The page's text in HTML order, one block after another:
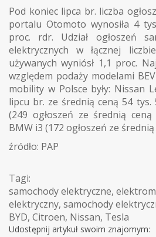
Pod koniec lipca br. liczba
portalu Otomoto wynosiła 4
proc. rdr. Udział ogłoszeń
elektrycznych w łącznej
używanych wyniósł 1,1 proc.
względem podaży modelami
mobility w Polsce były: Nissan
lipcu br. ze średnią ceną 54 tys.
(249 ogłoszeń ze średnią
BMW i3 (172 ogłoszeń ze średnią
źródło: PAP
Tagi:
samochody elektryczne,
elektryczny, samochody
BYD, Citroen, Nissan, Tesla
Udostępnij artykuł swoim znajomym: